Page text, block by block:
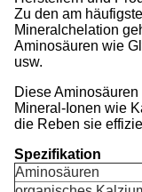
Zu den am
Mineralchelation
Aminosäuren wie
usw.
Diese
Mineral-Ionen wie
die Reben sie
Spezifikation
Aminosäuren